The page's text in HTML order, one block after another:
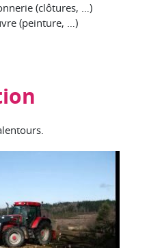
(clôtures, …)
(peinture, …)